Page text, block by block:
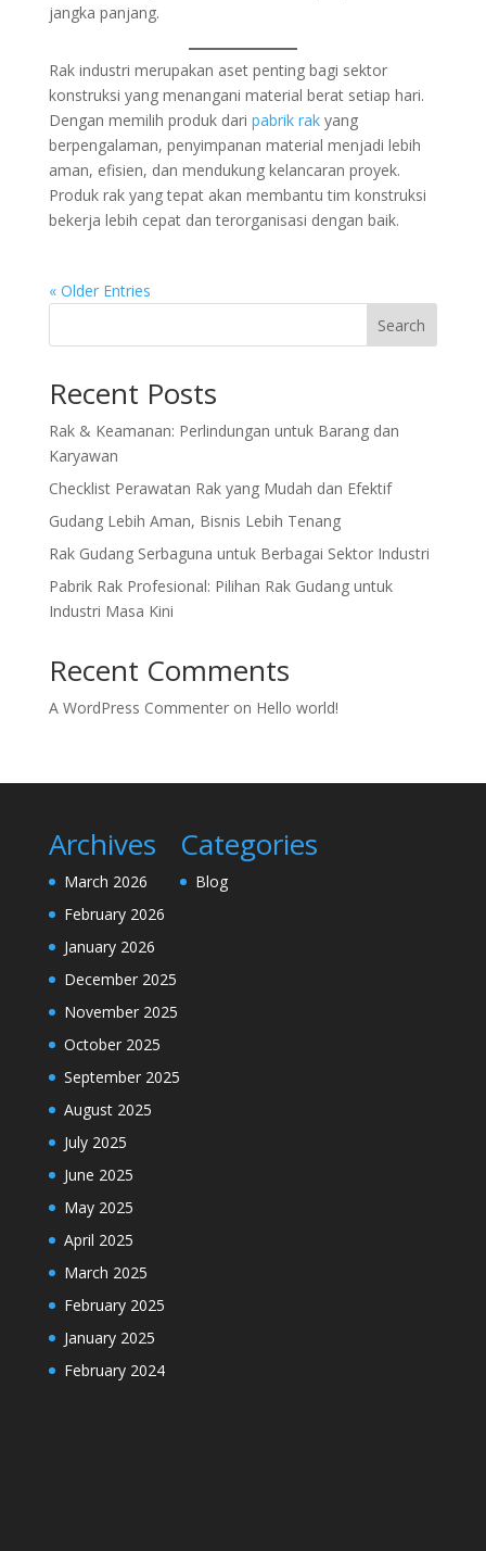
jangka panjang.
Rak industri merupakan aset penting bagi sektor
konstruksi yang menangani material berat setiap hari.
Dengan memilih produk dari pabrik rakyang
berpengalaman, penyimpanan material menjadi lebih
aman, efisien, dan mendukung kelancaran proyek.
Produk rak yang tepat akan membantu tim konstruksi
bekerja lebih cepat dan terorganisasi dengan baik.
« Older Entries
Search
Recent Posts
Rak & Keamanan: Perlindungan untuk Barang dan
Karyawan
Checklist Perawatan Rak yang Mudah dan Efektif
Gudang Lebih Aman, Bisnis Lebih Tenang
Rak Gudang Serbaguna untuk Berbagai Sektor Industri
Pabrik Rak Profesional: Pilihan Rak Gudang untuk
Industri Masa Kini
Recent Comments
A WordPress Commenteron Hello world!
Archives
March 2026
February 2026
January 2026
December 2025
November 2025
October 2025
September 2025
August 2025
July 2025
June 2025
May 2025
April 2025
March 2025
February 2025
January 2025
February 2024
Categories
Blog